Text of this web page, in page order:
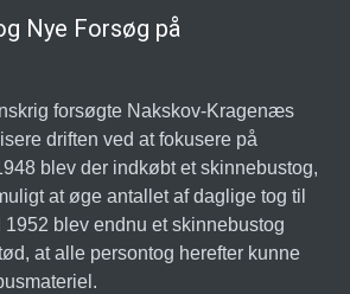
Nye Forsøg på
forsøgte Nakskov-Kragenæs
driften ved at fokusere på
blev der indkøbt et skinnebustog,
at øge antallet af daglige tog til
1952 blev endnu et skinnebustog
at alle persontog herefter kunne